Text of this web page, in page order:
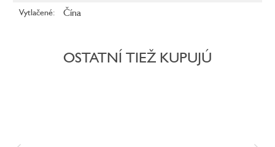
Vytlačené: Čína
OSTATNÍ TIEŽ KUPUJÚ